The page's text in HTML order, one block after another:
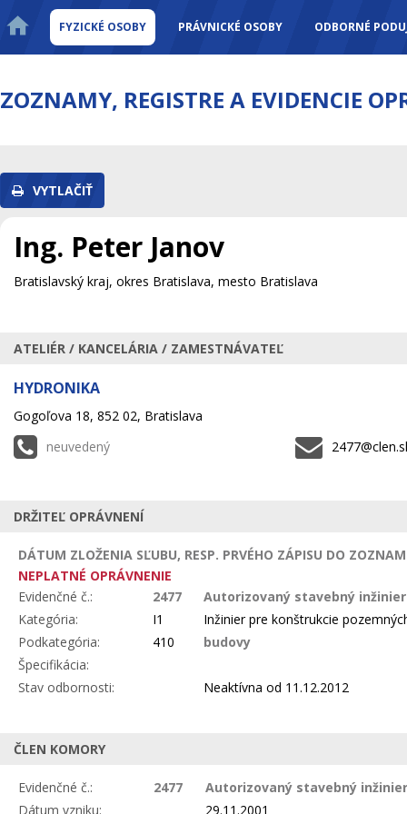
FYZICKÉ OSOBY PRÁVNICKÉ OSOBY ODBORNÉ
ZOZNAMY, REGISTRE A EVIDENCIE
VYTLAČIŤ
Ing. Peter Janov
Bratislavský kraj, okres Bratislava, mesto Bratislava
ATELIÉR / KANCELÁRIA / ZAMESTNÁVATEĽ
HYDRONIKA
Gogoľova 18, 852 02, Bratislava
neuvedený
DRŽITEĽ OPRÁVNENÍ
DÁTUM ZLOŽENIA SĽUBU, RESP. PRVÉHO ZÁPISU DO
NEPLATNÉ OPRÁVNENIE
Evidenčné č.:
2477
Autorizovaný stavebný
Kategória:
I1
Inžinier pre konštrukcie
Podkategória:
410
budovy
Špecifikácia:
Stav odbornosti:
Neaktívna od 11.12.2012
ČLEN KOMORY
Evidenčné č.: 2477
Autorizovaný stavebný
Dátum vzniku:
29.11.2001